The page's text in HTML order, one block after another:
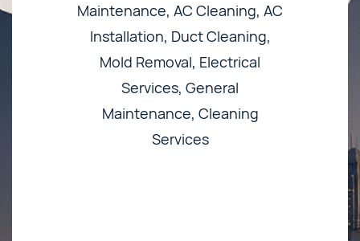
Maintenance, AC Cleaning, AC
Installation, Duct Cleaning,
Mold Removal, Electrical
Services, General
Maintenance, Cleaning
Services